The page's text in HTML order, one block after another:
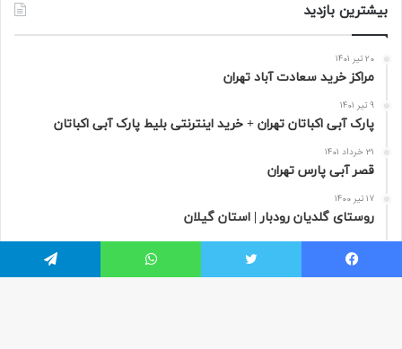
بیشترین بازدید
20 تیر 1401
مراکز خرید سعادت‌ آباد تهران
9 تیر 1401
پارک آبی اکباتان تهران + خرید اینترنتی بلیط پارک آبی اکباتان
31 خرداد 1401
قصر آبی پارس تهران
17 تیر 1400
روستای گلدیان رودبار | استان گیلان
9 مرداد 1400
تور مجازی پاریس به صورت 360 درجه | فرانسه
فیسبوک توییتر واتس آپ تلگرام